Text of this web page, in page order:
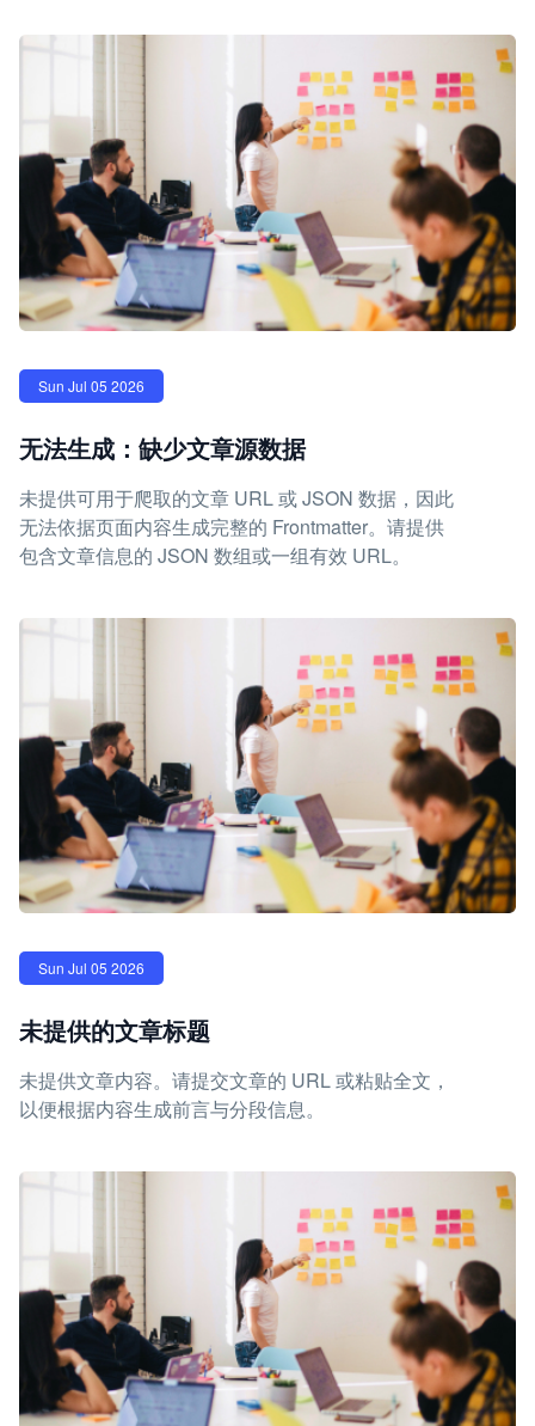
Sun Jul 05 2026
无法生成：缺少文章源数据
未提供可用于爬取的文章 URL 或 JSON 数据，因此
无法依据页面内容生成完整的 Frontmatter。请提供
包含文章信息的 JSON 数组或一组有效 URL。
Sun Jul 05 2026
未提供的文章标题
未提供文章内容。请提交文章的 URL 或粘贴全文，
以便根据内容生成前言与分段信息。